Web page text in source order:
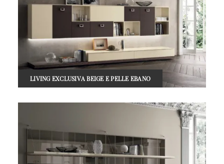
LIVING EXCLUSIVA BEIGE E PELLE EBANO